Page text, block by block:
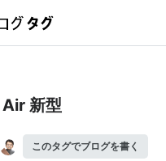
新型
このタグでブログを書く